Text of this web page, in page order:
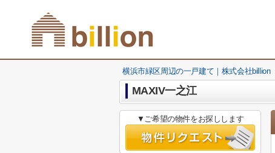
横浜市緑区周辺の一戸建て｜株式会社billion
MAXIV一之江
▼ご希望の物件をお探しします